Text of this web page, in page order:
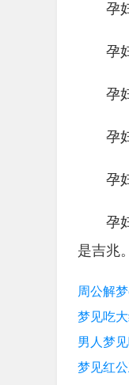
孕
孕
孕
孕
孕
孕
是吉兆。
周公解
梦见吃
男人梦
梦见红